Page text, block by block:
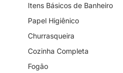
Itens Básicos de Banheiro
Papel Higiênico
Churrasqueira
Cozinha Completa
Fogão